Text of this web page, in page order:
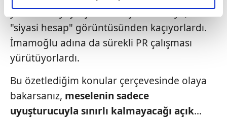
elimizden gelen çabayı gösterdiğimizi ve bu noktada,
reklamların maliyetlerimizi karşılamak noktasında tek gelir
kalemimiz olduğunu sizlere hatırlatmak isteriz.
Her halükârda, kullanıcılar, bu çerezlere izin vermedikleri
gösterilmeyecektir."
Sitemizde kendimize ve üçüncü kişilere ait çerezler
yeterli seviyeye çıkınca siliyordu. Güya,
"siyasi hesap" görüntüsünden kaçıyorlardı.
İmamoğlu adına da sürekli PR çalışması
yürütüyorlardı.
Bu özetlediğim konular çerçevesinde olaya
bakarsanız, meselenin sadece
uyuşturucuyla sınırlı kalmayacağı açık…